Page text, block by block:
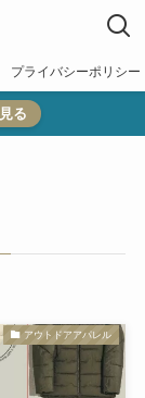
プライバシーポリシー
る
アウトドアアパレル